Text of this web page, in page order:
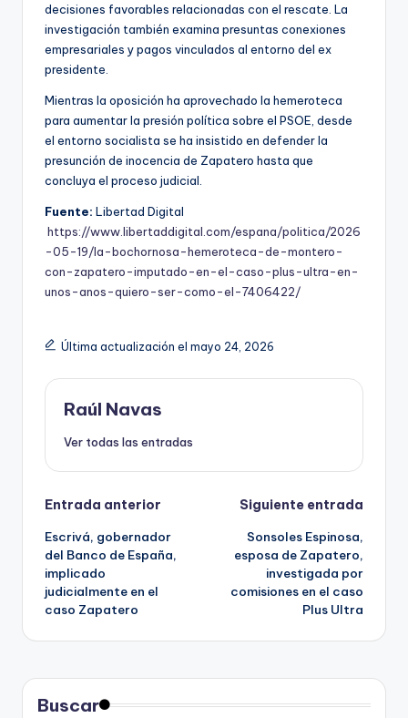
decisiones favorables relacionadas con el rescate. La
investigación también examina presuntas conexiones
empresariales y pagos vinculados al entorno del ex
presidente.
Mientras la oposición ha aprovechado la hemeroteca
para aumentar la presión política sobre el PSOE, desde
el entorno socialista se ha insistido en defender la
presunción de inocencia de Zapatero hasta que
concluya el proceso judicial.
Fuente: Libertad Digital
https://www.libertaddigital.com/espana/politica/2026
-05-19/la-bochornosa-hemeroteca-de-montero-
con-zapatero-imputado-en-el-caso-plus-ultra-en-
unos-anos-quiero-ser-como-el-7406422/
Última actualización el mayo 24, 2026
Raúl Navas
Ver todas las entradas
Navegación
de
entradas
Entrada anterior
Escrivá, gobernador
del Banco de España,
implicado
judicialmente en el
caso Zapatero
Siguiente entrada
Sonsoles Espinosa,
esposa de Zapatero,
investigada por
comisiones en el caso
Plus Ultra
Buscar